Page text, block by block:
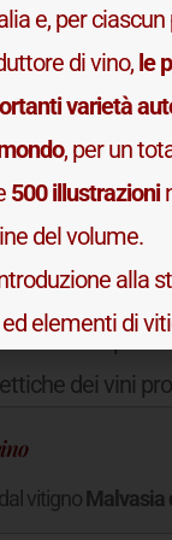
dell'acino
del Chiantiha
in
dei vini
vitignoMalvasia
e, per ciascun
di vino, le
varietà
, per un
500 illustrazioni
del volume.
alla
elementi di